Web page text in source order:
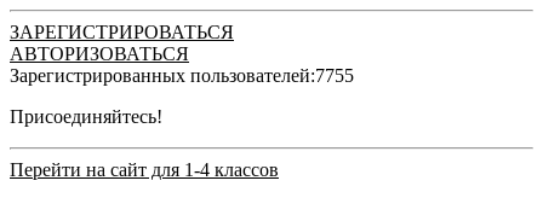
ЗАРЕГИСТРИРОВАТЬСЯ
АВТОРИЗОВАТЬСЯ
Зарегистрированных пользователей:7755
Присоединяйтесь!
Перейти на сайт для 1-4 классов